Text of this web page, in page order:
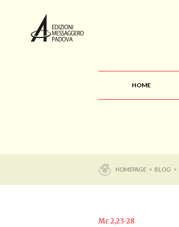
HOME
HOMEPAGE > BLOG >
Mc 2,23-28